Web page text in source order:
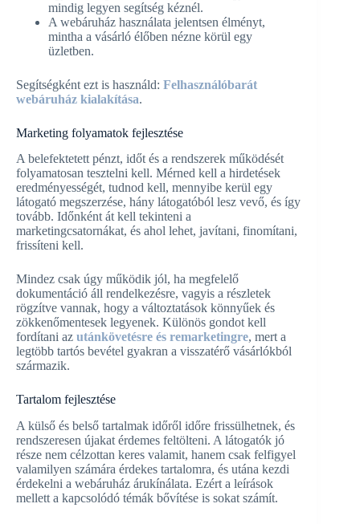
mindig legyen segítség kéznél.
A webáruház használata jelentsen élményt,
mintha a vásárló élőben nézne körül egy
üzletben.
Segítségként ezt is használd: Felhasználóbarát
webáruház kialakítása.
Marketing folyamatok fejlesztése
A belefektetett pénzt, időt és a rendszerek működését
folyamatosan tesztelni kell. Mérned kell a hirdetések
eredményességét, tudnod kell, mennyibe kerül egy
látogató megszerzése, hány látogatóból lesz vevő, és így
tovább. Időnként át kell tekinteni a
marketingcsatornákat, és ahol lehet, javítani, finomítani,
frissíteni kell.
Mindez csak úgy működik jól, ha megfelelő
dokumentáció áll rendelkezésre, vagyis a részletek
rögzítve vannak, hogy a változtatások könnyűek és
zökkenőmentesek legyenek. Különös gondot kell
fordítani az utánkövetésre és remarketingre, mert a
legtöbb tartós bevétel gyakran a visszatérő vásárlókból
származik.
Tartalom fejlesztése
A külső és belső tartalmak időről időre frissülhetnek, és
rendszeresen újakat érdemes feltölteni. A látogatók jó
része nem célzottan keres valamit, hanem csak felfigyel
valamilyen számára érdekes tartalomra, és utána kezdi
érdekelni a webáruház árukínálata. Ezért a leírások
mellett a kapcsolódó témák bővítése is sokat számít.